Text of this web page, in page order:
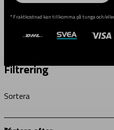
* Fraktkostnad kan tillkomma på tunga och/
Filtrering
Sortera